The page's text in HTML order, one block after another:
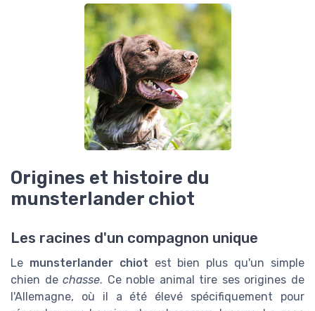
Origines et histoire du
munsterlander chiot
Les racines d'un compagnon unique
Le munsterlander chiot est bien plus qu'un simple
chien dechasse. Ce noble animal tire ses origines de
l'Allemagne, où il a été élevé spécifiquement pour